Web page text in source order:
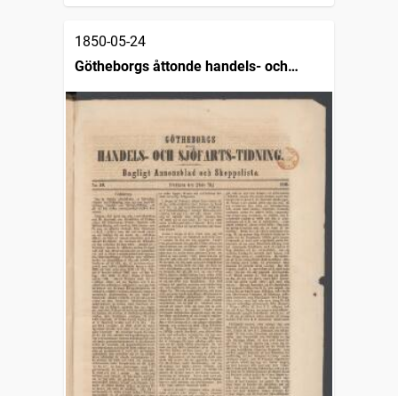
1850-05-24
Götheborgs åttonde handels- och
sjöfartstidning, dagligt annonsblad och